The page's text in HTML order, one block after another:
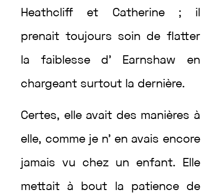
Heathcliff et Catherine ; il
prenait toujours soin de flatter
la faiblesse d’ Earnshaw en
chargeant surtout la dernière.
Certes, elle avait des manières à
elle, comme je n’ en avais encore
jamaisvu chez un enfant. Elle
mettait à bout la patience de